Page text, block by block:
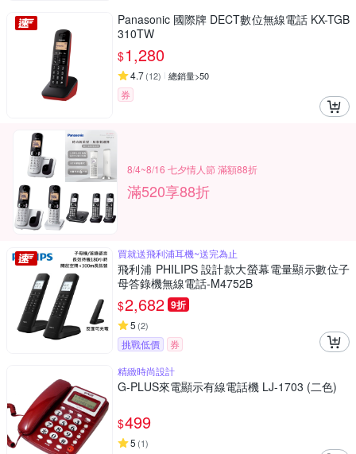
Panasonic 國際牌 DECT數位無線電話 KX-TGB
310TW
$1,280
4.7(12) 總銷量>50
券
8/4~8/16 七夕情人節 滿額88折
滿520享88折
買就送飛利浦耳機~送完為止
飛利浦 PHILIPS 設計款大螢幕電量顯示數位子
母答錄機無線電話-M4752B
$2,682 9折
5 (2)
挑戰低價
券
精緻時尚設計
G-PLUS來電顯示有線電話機 LJ-1703 (二色)
$499
5 (1)